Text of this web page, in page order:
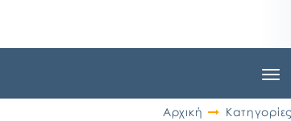
Αρχική
Κατηγορίες